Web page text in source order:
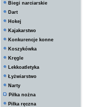
Biegi narciarskie
Dart
Hokej
Kajakarstwo
Konkurencje konne
Koszykówka
Kręgle
Lekkoatletyka
Łyżwiarstwo
Narty
Piłka nożna
Piłka ręczna